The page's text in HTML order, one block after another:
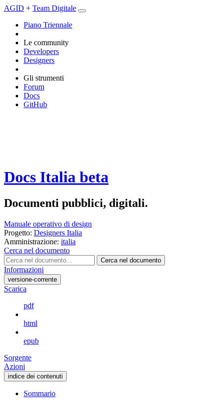
AGID + Team Digitale
Piano Triennale
Le community
Developers
Designers
Gli strumenti
Forum
Docs
GitHub
Docs Italia beta
Documenti pubblici, digitali.
Manuale operativo di design
Progetto: Designers Italia
Amministrazione: italia
Cerca nel documento
Cerca nel documento
Informazioni
versione-corrente
Scarica
pdf
html
epub
Sorgente
Azioni
indice dei contenuti
Sommario